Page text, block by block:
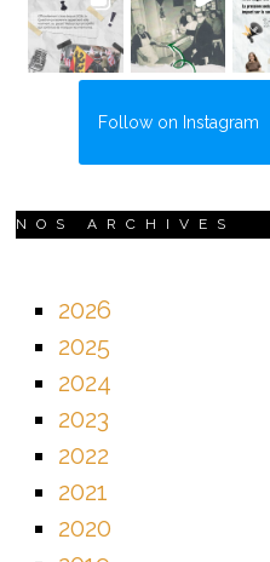
Follow on Instagram
NOS ARCHIVES
2026
2025
2024
2023
2022
2021
2020